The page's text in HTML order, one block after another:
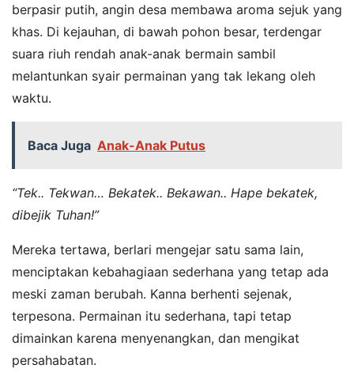
berpasir putih, angin desa membawa aroma sejuk yang
khas. Di kejauhan, di bawah pohon besar, terdengar
suara riuh rendah anak-anak bermain sambil
melantunkan syair permainan yang tak lekang oleh
waktu.
Baca Juga Anak-Anak Putus
“Tek.. Tekwan… Bekatek.. Bekawan.. Hape bekatek,
dibejik Tuhan!”
Mereka tertawa, berlari mengejar satu sama lain,
menciptakan kebahagiaan sederhana yang tetap ada
meski zaman berubah. Kanna berhenti sejenak,
terpesona. Permainan itu sederhana, tapi tetap
dimainkan karena menyenangkan, dan mengikat
persahabatan.